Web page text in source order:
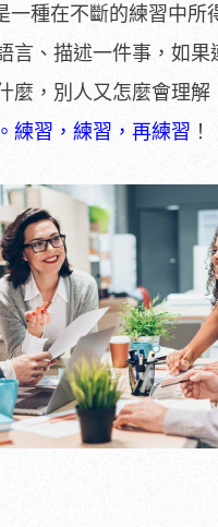
一種在不斷的練習中所
言、描述一件事，如果
麼，別人又怎麼會理解
練習，練習，再練習 ！